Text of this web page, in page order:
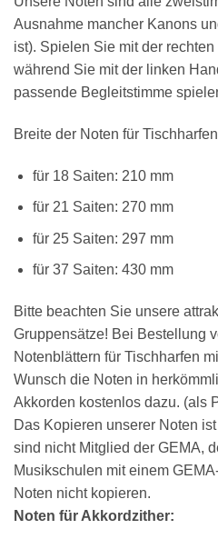
Ausnahme mancher Kanons
ist). Spielen Sie mit der
während Sie mit der linken
passende Begleitstimme
Breite der Noten für
für 18 Saiten: 210 mm
für 21 Saiten: 270 mm
für 25 Saiten: 297 mm
für 37 Saiten: 430 mm
Bitte beachten Sie unsere
Gruppensätze! Bei Bestellung
Notenblättern für Tischharfen
Wunsch die Noten in
Akkorden kostenlos dazu. (als
Das Kopieren unserer Noten
sind nicht Mitglied der GEMA,
Musikschulen mit einem
Noten nicht kopieren.
Noten für Akkordzither:
Chat Support
18 SAITEN 21 SAITEN